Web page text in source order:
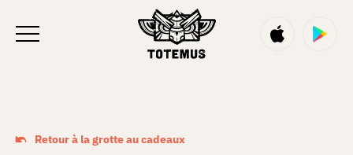
Retour à la grotte au cadeaux